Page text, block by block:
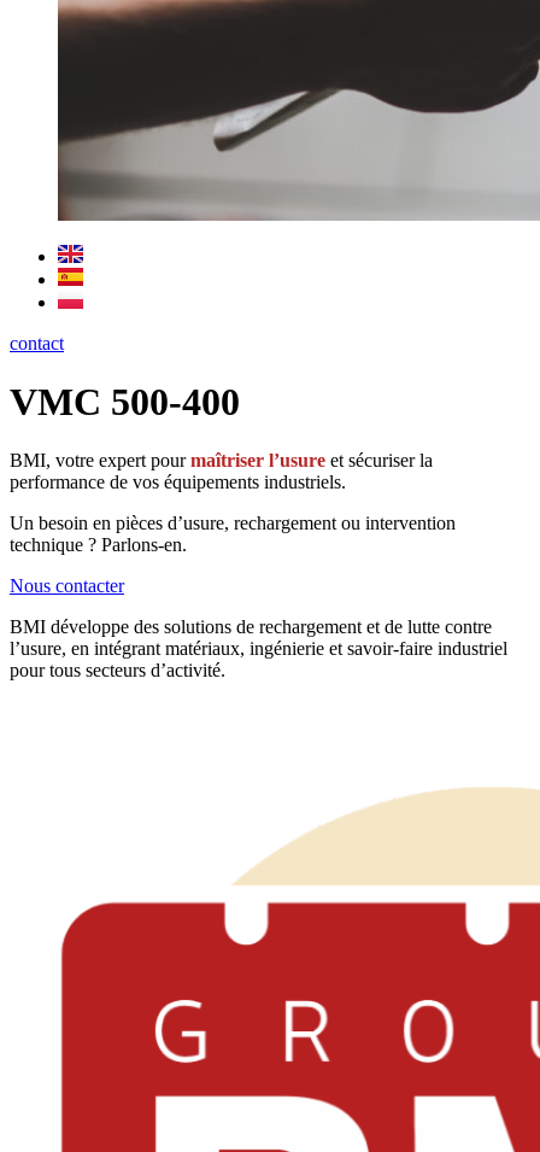
contact
VMC 500-400
BMI, votre expert pourmaîtriser l’usure et sécuriser la
performance de vos équipements industriels.
Un besoin en pièces d’usure, rechargement ou intervention
technique ? Parlons-en.
Nous contacter
BMI développe des solutions de rechargement et de lutte contre
l’usure, en intégrant matériaux, ingénierie et savoir-faire industriel
pour tous secteurs d’activité.